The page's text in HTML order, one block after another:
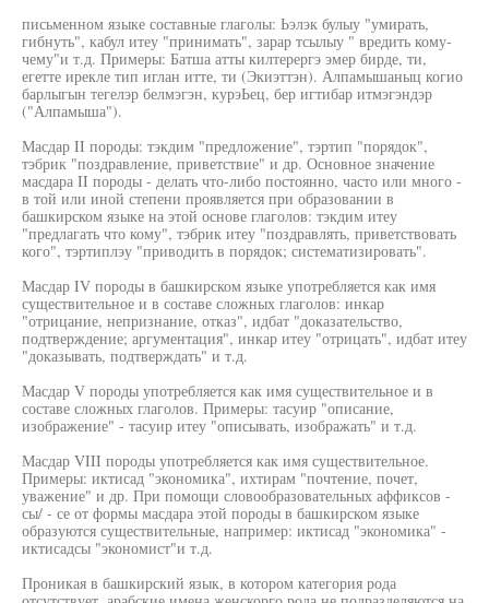
письменном языке составные глаголы: Ьэлэк булыу "умирать,
гибнуть", кабул итеу "принимать", зарар тсылыу " вредить кому-
чему"и т.д. Примеры: Батша атты килтерергэ эмер бирде, ти,
егетте ирекле тип иглан итте, ти (Экиэттэн). Алпамышаныц когио
барлыгын тегелэр белмэгэн, курэЬец, бер игтибар итмэгэндэр
("Алпамыша").
Масдар II породы: тэкдим "предложение", тэртип "порядок",
тэбрик "поздравление, приветствие" и др. Основное значение
масдара II породы - делать что-либо постоянно, часто или много -
в той или иной степени проявляется при образовании в
башкирском языке на этой основе глаголов: тэкдим итеу
"предлагать что кому", тэбрик итеу "поздравлять, приветствовать
кого", тэртиплэу "приводить в порядок; систематизировать".
Масдар IV породы в башкирском языке употребляется как имя
существительное и в составе сложных глаголов: инкар
"отрицание, непризнание, отказ", идбат "доказательство,
подтверждение; аргументация", инкар итеу "отрицать", идбат итеу
"доказывать, подтверждать" и т.д.
Масдар V породы употребляется как имя существительное и в
составе сложных глаголов. Примеры: тасуир "описание,
изображение" - тасуир итеу "описывать, изображать" и т.д.
Масдар VIII породы употребляется как имя существительное.
Примеры: иктисад "экономика", ихтирам "почтение, почет,
уважение" и др. При помощи словообразовательных аффиксов -
сы/ - се от формы масдара этой породы в башкирском языке
образуются существительные, например: иктисад "экономика" -
иктисадсы "экономист"и т.д.
Проникая в башкирский язык, в котором категория рода